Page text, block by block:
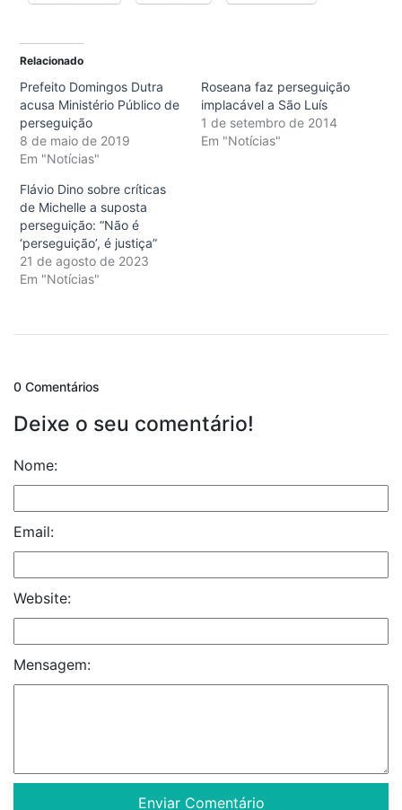
Relacionado
Prefeito Domingos Dutra
acusa Ministério Público de
perseguição
8 de maio de 2019
Em "Notícias"
Roseana faz perseguição
implacável a São Luís
1 de setembro de 2014
Em "Notícias"
Flávio Dino sobre críticas
de Michelle a suposta
perseguição: “Não é
‘perseguição’, é justiça”
21 de agosto de 2023
Em "Notícias"
0 Comentários
Deixe o seu comentário!
Nome:
Email:
Website:
Mensagem: